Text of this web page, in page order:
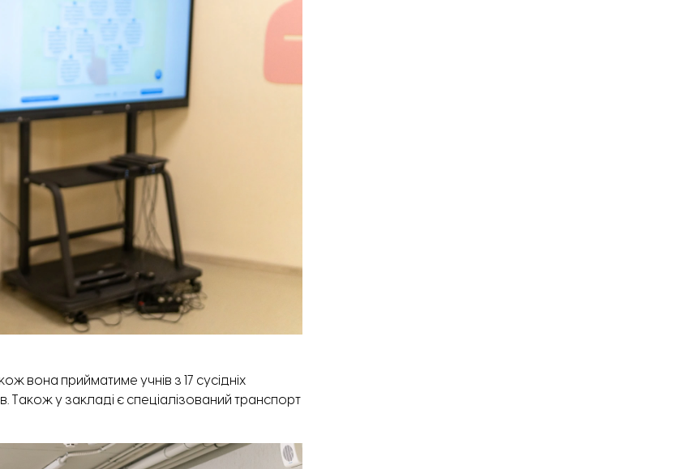
вона прийматиме учнів з 17 сусідніх
Також у закладі є спеціалізований транспорт